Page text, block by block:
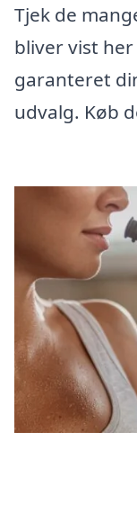
Tjek de
bliver vist
garanteret
udvalg. Køb